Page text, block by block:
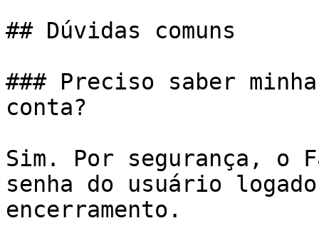
## Dúvidas comuns
### Preciso saber
conta?
Sim. Por segurança, o
senha do usuário
encerramento.